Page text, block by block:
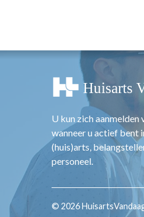
U kun zich aanmelden
wanneer u actief bent
(huis)arts,
personeel.
© 2026